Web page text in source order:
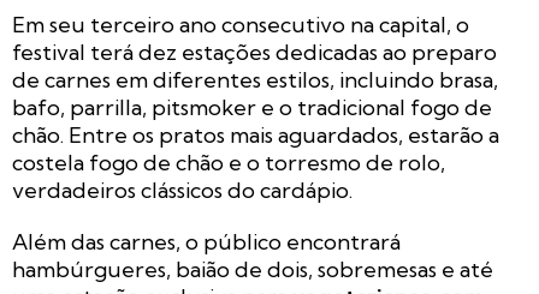
Em seu terceiro ano consecutivo na capital, o
festival terá dez estações dedicadas ao preparo
de carnes em diferentes estilos, incluindo brasa,
bafo, parrilla, pitsmoker e o tradicional fogo de
chão. Entre os pratos mais aguardados, estarão a
costela fogo de chão e o torresmo de rolo,
verdadeiros clássicos do cardápio.
Além das carnes, o público encontrará
hambúrgueres, baião de dois, sobremesas e até